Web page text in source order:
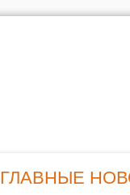
ГЛАВНЫЕ